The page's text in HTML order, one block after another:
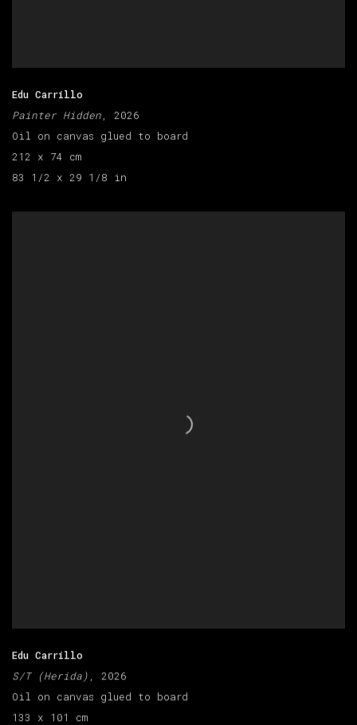
Edu Carrillo
Painter Hidden, 2026
Oil on canvas glued to board
212 x 74 cm
83 1/2 x 29 1/8 in
Edu Carrillo
S/T (Herida) , 2026
Oil on canvas glued to board
133 x 101 cm